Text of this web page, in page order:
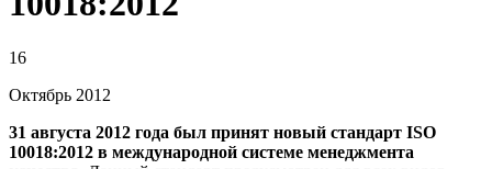
16
Октябрь 2012
31 августа 2012 года был принят новый стандарт ISO
10018:2012 в международной системе менеджмента